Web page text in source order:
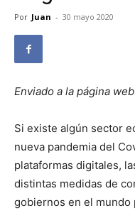
Por Juan - 30 mayo 2020
Enviado a la página
Si existe algún sector
nueva pandemia del
plataformas digitales,
distintas medidas de
gobiernos en el mundo